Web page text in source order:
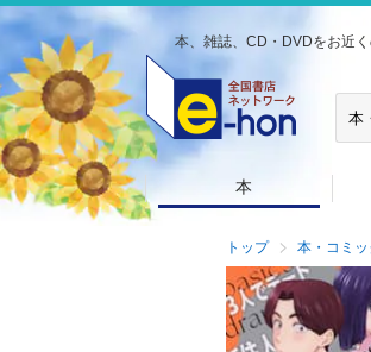
本、雑誌、CD・DVDをお近
本
トップ 本・コミッ